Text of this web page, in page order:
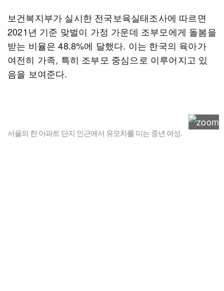
보건복지부가 실시한 전국보육실태조사에 따르면
2021년 기준 맞벌이 가정 가운데 조부모에게 돌봄을
받는 비율은 48.8%에 달했다. 이는 한국의 육아가
여전히 가족, 특히 조부모 중심으로 이루어지고 있
음을 보여준다.
서울의 한 아파트 단지 인근에서 유모차를 미는 중년 여성.